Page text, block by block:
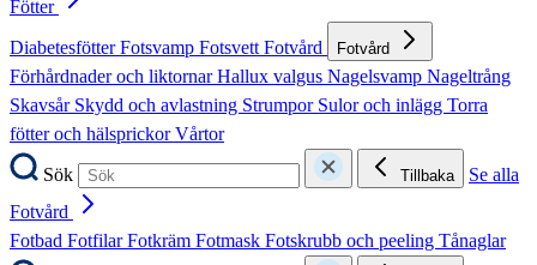
Fötter
DiabetesfötterFotsvamp FotsvettFotvård Fotvård
Förhårdnader och liktornarHallux valgus Nagelsvamp Nageltrång
Skavsår Skydd och avlastning Strumpor Sulor och inlägg Torra
fötter och hälsprickorVårtor
Sök
Tillbaka
Se alla
Fotvård
Fotbad FotfilarFotkräm Fotmask Fotskrubb och peeling Tånaglar